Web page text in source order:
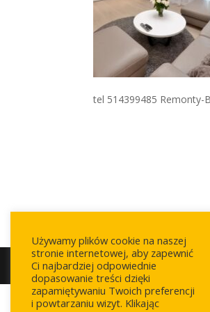
tel 514399485 Remonty-
© 2020 Usługi
Używamy plików cookie na naszej
stronie internetowej, aby zapewnić
Ci najbardziej odpowiednie
dopasowanie treści dzięki
zapamiętywaniu Twoich preferencji
i powtarzaniu wizyt. Klikając